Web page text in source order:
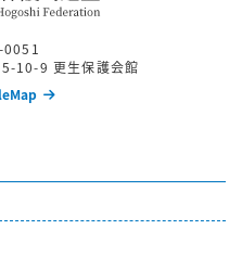
0051
10-9 更生保護会館